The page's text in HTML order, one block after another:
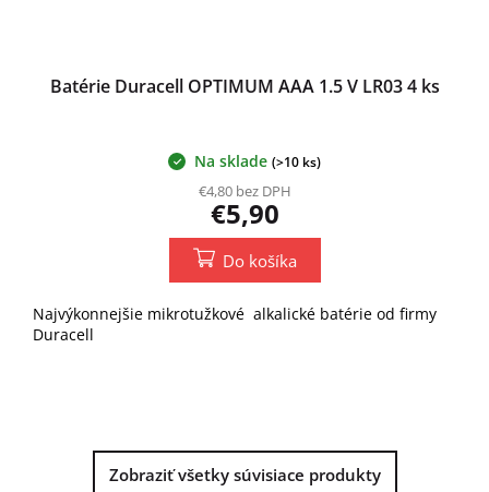
Batérie Duracell OPTIMUM AAA 1.5 V LR03 4 ks
Na sklade (>10 ks)
€4,80 bez DPH
€5,90
Do košíka
Najvýkonnejšie mikrotužkové alkalické batérie od firmy
Duracell
Zobraziť všetky súvisiace produkty